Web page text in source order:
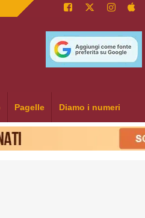
Pagelle Diamo i numeri